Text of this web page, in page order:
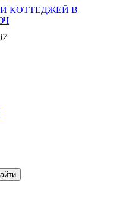
КОТТЕДЖЕЙ В